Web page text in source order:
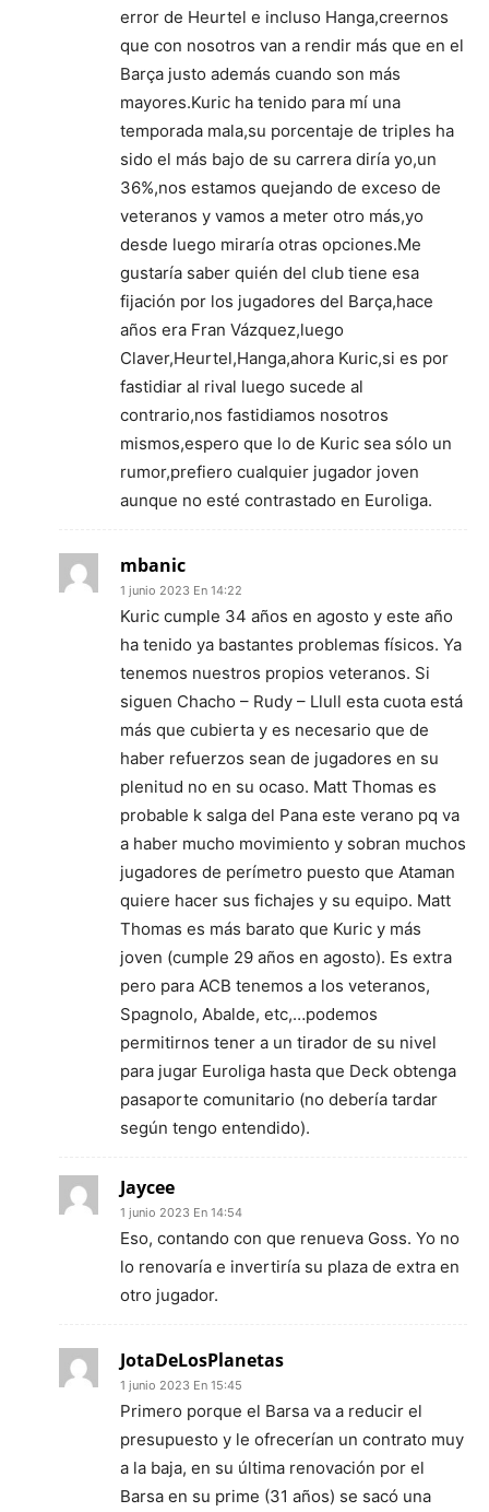
error de Heurtel e incluso Hanga,creernos
que con nosotros van a rendir más que en el
Barça justo además cuando son más
mayores.Kuric ha tenido para mí una
temporada mala,su porcentaje de triples ha
sido el más bajo de su carrera diría yo,un
36%,nos estamos quejando de exceso de
veteranos y vamos a meter otro más,yo
desde luego miraría otras opciones.Me
gustaría saber quién del club tiene esa
fijación por los jugadores del Barça,hace
años era Fran Vázquez,luego
Claver,Heurtel,Hanga,ahora Kuric,si es por
fastidiar al rival luego sucede al
contrario,nos fastidiamos nosotros
mismos,espero que lo de Kuric sea sólo un
rumor,prefiero cualquier jugador joven
aunque no esté contrastado en Euroliga.
mbanic
1 junio 2023 En 14:22
Kuric cumple 34 años en agosto y este año
ha tenido ya bastantes problemas físicos. Ya
tenemos nuestros propios veteranos. Si
siguen Chacho – Rudy – Llull esta cuota está
más que cubierta y es necesario que de
haber refuerzos sean de jugadores en su
plenitud no en su ocaso. Matt Thomas es
probable k salga del Pana este verano pq va
a haber mucho movimiento y sobran muchos
jugadores de perímetro puesto que Ataman
quiere hacer sus fichajes y su equipo. Matt
Thomas es más barato que Kuric y más
joven (cumple 29 años en agosto). Es extra
pero para ACB tenemos a los veteranos,
Spagnolo, Abalde, etc,…podemos
permitirnos tener a un tirador de su nivel
para jugar Euroliga hasta que Deck obtenga
pasaporte comunitario (no debería tardar
según tengo entendido).
Jaycee
1 junio 2023 En 14:54
Eso, contando con que renueva Goss. Yo no
lo renovaría e invertiría su plaza de extra en
otro jugador.
JotaDeLosPlanetas
1 junio 2023 En 15:45
Primero porque el Barsa va a reducir el
presupuesto y le ofrecerían un contrato muy
a la baja, en su última renovación por el
Barsa en su prime (31 años) se sacó una